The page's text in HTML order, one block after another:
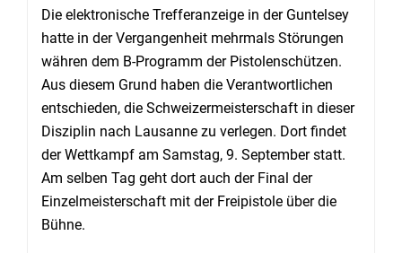
Die elektronische Trefferanzeige in der Guntelsey
hatte in der Vergangenheit mehrmals Störungen
währen dem B-Programm der Pistolenschützen.
Aus diesem Grund haben die Verantwortlichen
entschieden, die Schweizermeisterschaft in dieser
Disziplin nach Lausanne zu verlegen. Dort findet
der Wettkampf am Samstag, 9. September statt.
Am selben Tag geht dort auch der Final der
Einzelmeisterschaft mit der Freipistole über die
Bühne.